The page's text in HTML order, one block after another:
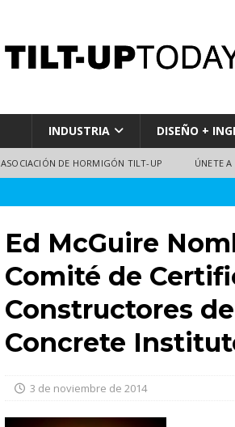
INDUSTRIA DISEÑO +
ASOCIACIÓN DE HORMIGÓN TILT-UP ÚNETE A
Ed McGuire
Comité de
Constructores
Concrete
3 de noviembre de 2014